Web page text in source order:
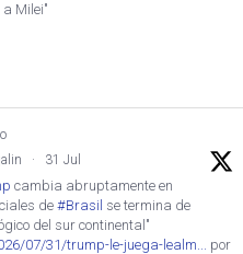
Milei"
· 31 Jul
cambia abruptamente en
de #Brasil se termina de
del sur continental"
07/31/trump-le-juega-lealm...
por